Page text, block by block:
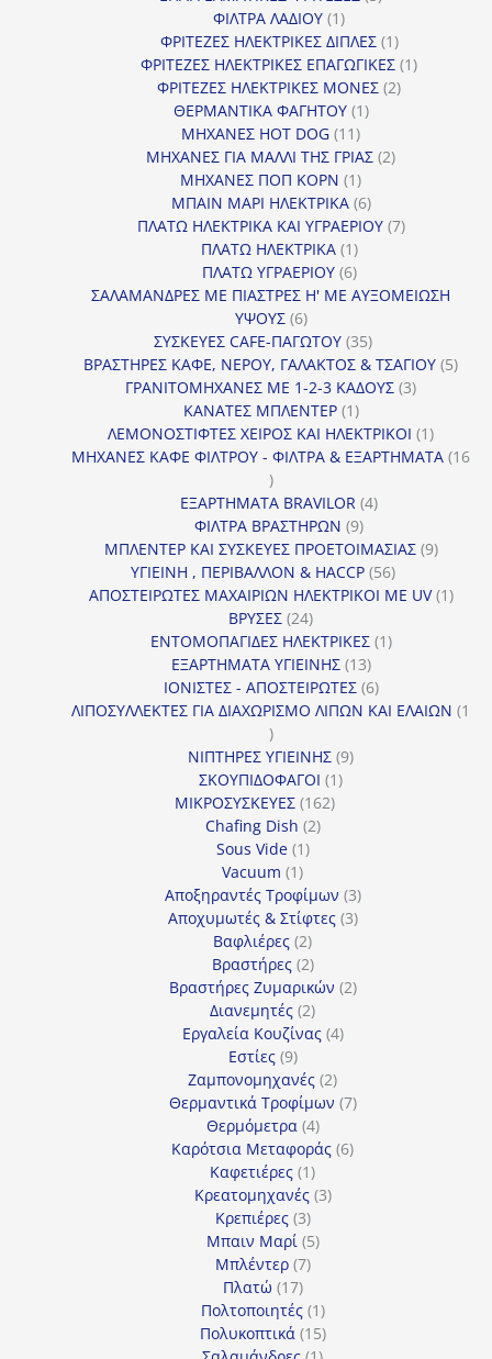
ΦΙΛΤΡΑ ΛΑΔΙΟΥ 11
προϊόν
ΦΡΙΤΕΖΕΣ ΗΛΕΚΤΡΙΚΕΣ ΔΙΠΛΕΣ 11
προϊόν
ΦΡΙΤΕΖΕΣ ΗΛΕΚΤΡΙΚΕΣ ΕΠΑΓΩΓΙΚΕΣ 11
ΦΡΙΤΕΖΕΣ ΗΛΕΚΤΡΙΚΕΣ ΜΟΝΕΣ 22
ΘΕΡΜΑΝΤΙΚΑ ΦΑΓΗΤΟΥ 11
ΜΗΧΑΝΕΣ HOT DOG 1111
προϊόντα
ΜΗΧΑΝΕΣ ΓΙΑ ΜΑΛΛΙ ΤΗΣ ΓΡΙΑΣ 22
ΜΗΧΑΝΕΣ ΠΟΠ ΚΟΡΝ 11
προϊόν
ΜΠΑΙΝ ΜΑΡΙ ΗΛΕΚΤΡΙΚΑ 66
προϊόντα
ΠΛΑΤΩ ΗΛΕΚΤΡΙΚΑ ΚΑΙ ΥΓΡΑΕΡΙΟΥ 77
ΠΛΑΤΩ ΗΛΕΚΤΡΙΚΑ 11
προϊόν
ΠΛΑΤΩ ΥΓΡΑΕΡΙΟΥ 66
προϊόντα
ΣΑΛΑΜΑΝΔΡΕΣ ΜΕ ΠΙΑΣΤΡΕΣ Η' ΜΕ ΑΥΞΟΜΕΙΩΣΗ
ΥΨΟΥΣ 66
προϊόντα
ΣΥΣΚΕΥΕΣ CAFE-ΠΑΓΩΤΟΥ 3535
προϊόντα
ΒΡΑΣΤΗΡΕΣ ΚΑΦΕ, ΝΕΡΟΥ, ΓΑΛΑΚΤΟΣ & ΤΣΑΓΙΟΥ 55
ΓΡΑΝΙΤΟΜΗΧΑΝΕΣ ΜΕ 1-2-3 ΚΑΔΟΥΣ 33
ΚΑΝΑΤΕΣ ΜΠΛΕΝΤΕΡ 11
προϊόν
ΛΕΜΟΝΟΣΤΙΦΤΕΣ ΧΕΙΡΟΣ ΚΑΙ ΗΛΕΚΤΡΙΚΟΙ 11
προϊόν
ΜΗΧΑΝΕΣ ΚΑΦΕ ΦΙΛΤΡΟΥ - ΦΙΛΤΡΑ & ΕΞΑΡΤΗΜΑΤΑ 16
16
προϊόντα
ΕΞΑΡΤΗΜΑΤΑ BRAVILOR 44
ΦΙΛΤΡΑ ΒΡΑΣΤΗΡΩΝ 99
προϊόντα
ΜΠΛΕΝΤΕΡ ΚΑΙ ΣΥΣΚΕΥΕΣ ΠΡΟΕΤΟΙΜΑΣΙΑΣ 99
ΥΓΙΕΙΝΗ , ΠΕΡΙΒΑΛΛΟΝ & HACCP 5656
προϊόντα
ΑΠΟΣΤΕΙΡΩΤΕΣ ΜΑΧΑΙΡΙΩΝ ΗΛΕΚΤΡΙΚΟΙ ΜΕ UV 11
ΒΡΥΣΕΣ 2424
προϊόντα
ΕΝΤΟΜΟΠΑΓΙΔΕΣ ΗΛΕΚΤΡΙΚΕΣ 11
ΕΞΑΡΤΗΜΑΤΑ ΥΓΙΕΙΝΗΣ 1313
προϊόντα
ΙΟΝΙΣΤΕΣ - ΑΠΟΣΤΕΙΡΩΤΕΣ 66
προϊόντα
ΛΙΠΟΣΥΛΛΕΚΤΕΣ ΓΙΑ ΔΙΑΧΩΡΙΣΜΟ ΛΙΠΩΝ ΚΑΙ ΕΛΑΙΩΝ 1
1
προϊόν
ΝΙΠΤΗΡΕΣ ΥΓΙΕΙΝΗΣ 99
ΣΚΟΥΠΙΔΟΦΑΓΟΙ 11
ΜΙΚΡΟΣΥΣΚΕΥΕΣ 162162
Chafing Dish 22
Sous Vide 11
Vacuum 11
προϊόν
Αποξηραντές Τροφίμων 33
προϊόντα
Αποχυμωτές & Στίφτες 33
Βαφλιέρες 22
προϊόντα
Βραστήρες 22
προϊόντα
Βραστήρες Ζυμαρικών 22
Διανεμητές 22
προϊόντα
Εργαλεία Κουζίνας 44
Εστίες 99
προϊόντα
Ζαμπονομηχανές 22
προϊόντα
Θερμαντικά Τροφίμων 77
Θερμόμετρα 44
προϊόντα
Καρότσια Μεταφοράς 66
Καφετιέρες 11
προϊόν
Κρεατομηχανές 33
Κρεπιέρες 33
προϊόντα
Μπαιν Μαρί 55
Μπλέντερ 77
Πλατώ 1717
προϊόντα
Πολτοποιητές 11
προϊόν
Πολυκοπτικά 1515
προϊόντα
1